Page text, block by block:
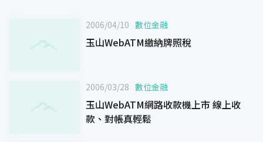
2006/04/10 數位金融
玉山WebATM繳納牌照稅
2006/03/28 數位金融
玉山WebATM網路收款機上市 線上收
款、對帳真輕鬆